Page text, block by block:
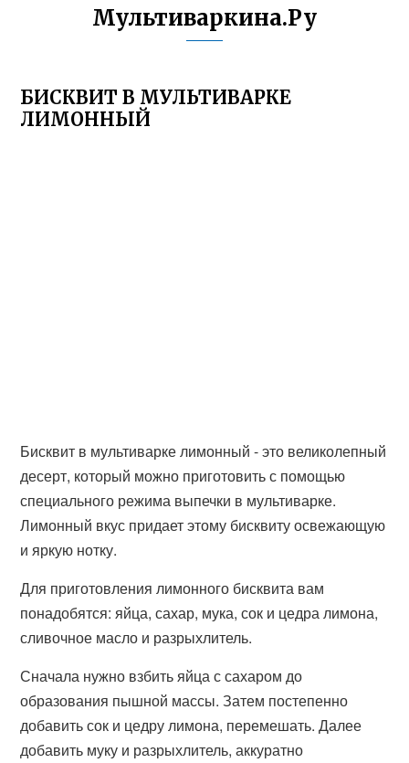
Мультиваркина.Ру
БИСКВИТ В МУЛЬТИВАРКЕ
ЛИМОННЫЙ
Бисквит в мультиварке лимонный - это великолепный
десерт, который можно приготовить с помощью
специального режима выпечки в мультиварке.
Лимонный вкус придает этому бисквиту освежающую
и яркую нотку.
Для приготовления лимонного бисквита вам
понадобятся: яйца, сахар, мука, сок и цедра лимона,
сливочное масло и разрыхлитель.
Сначала нужно взбить яйца с сахаром до
образования пышной массы. Затем постепенно
добавить сок и цедру лимона, перемешать. Далее
добавить муку и разрыхлитель, аккуратно